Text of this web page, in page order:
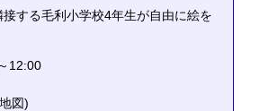
する毛利小学校4年生が自由に絵を
12:00
図)